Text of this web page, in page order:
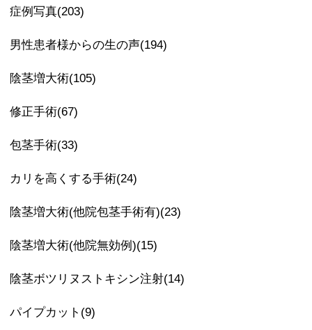
症例写真(203)
男性患者様からの生の声(194)
陰茎増大術(105)
修正手術(67)
包茎手術(33)
カリを高くする手術(24)
陰茎増大術(他院包茎手術有)(23)
陰茎増大術(他院無効例)(15)
陰茎ボツリヌストキシン注射(14)
パイプカット(9)